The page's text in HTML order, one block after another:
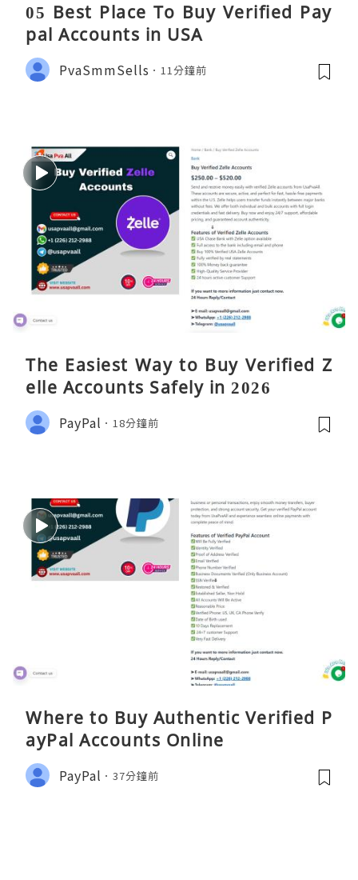
05 Best Place To Buy Verified Pay
pal Accounts in USA
PvaSmmSells 11分鐘前
The Easiest Way to Buy Verified Z
elle Accounts Safely in 2026
PayPal 18分鐘前
Where to Buy Authentic Verified P
ayPal Accounts Online
PayPal 37分鐘前